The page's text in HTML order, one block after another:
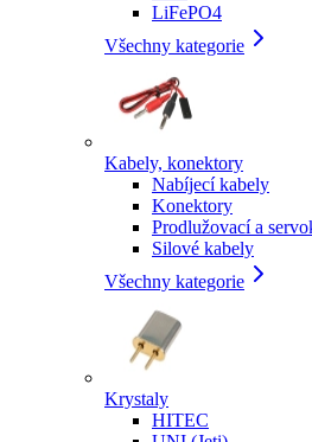
LiFePO4
Všechny kategorie
Kabely, konektory
Nabíjecí kabely
Konektory
Prodlužovací a
Silové kabely
Všechny kategorie
Krystaly
HITEC